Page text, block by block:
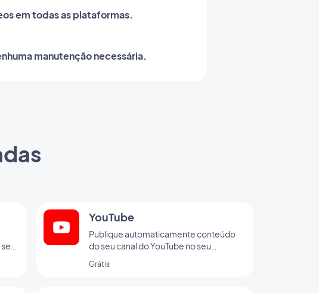
em todas as plataformas.
manutenção necessária.
YouTube
Publique automaticamente conteúdo
do seu canal do YouTube no seu
GoodBarber para o YouTube.
Grátis